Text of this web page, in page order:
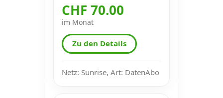
CHF 70.00
im Monat
Zu den Details
Netz: Sunrise, Art: DatenAbo